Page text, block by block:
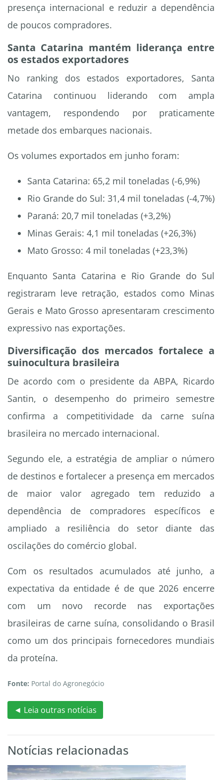
presença internacional e reduzir a dependência
de poucos compradores.
Santa Catarina mantém liderança entre
os estados exportadores
No ranking dos estados exportadores, Santa
Catarina continuou liderando com ampla
vantagem, respondendo por praticamente
metade dos embarques nacionais.
Os volumes exportados em junho foram:
Santa Catarina: 65,2 mil toneladas (-6,9%)
Rio Grande do Sul: 31,4 mil toneladas (-4,7%)
Paraná: 20,7 mil toneladas (+3,2%)
Minas Gerais: 4,1 mil toneladas (+26,3%)
Mato Grosso: 4 mil toneladas (+23,3%)
Enquanto Santa Catarina e Rio Grande do Sul
registraram leve retração, estados como Minas
Gerais e Mato Grosso apresentaram crescimento
expressivo nas exportações.
Diversificação dos mercados fortalece a
suinocultura brasileira
De acordo com o presidente da ABPA, Ricardo
Santin, o desempenho do primeiro semestre
confirma a competitividade da carne suína
brasileira no mercado internacional.
Segundo ele, a estratégia de ampliar o número
de destinos e fortalecer a presença em mercados
de maior valor agregado tem reduzido a
dependência de compradores específicos e
ampliado a resiliência do setor diante das
oscilações do comércio global.
Com os resultados acumulados até junho, a
expectativa da entidade é de que 2026 encerre
com um novo recorde nas exportações
brasileiras de carne suína, consolidando o Brasil
como um dos principais fornecedores mundiais
da proteína.
Fonte: Portal do Agronegócio
◄ Leia outras notícias
Notícias relacionadas